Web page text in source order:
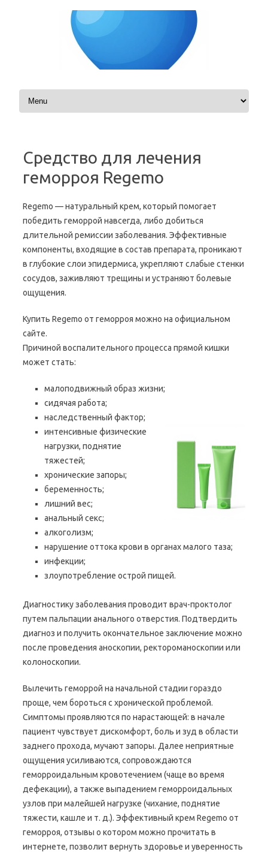
Skip to content
Средство для лечения
геморроя Regemo
Regemo — натуральный крем, который помогает
победить геморрой навсегда, либо добиться
длительной ремиссии заболевания. Эффективные
компоненты, входящие в состав препарата, проникают
в глубокие слои эпидермиса, укрепляют слабые стенки
сосудов, заживляют трещины и устраняют болевые
ощущения.
Купить Regemo от геморроя можно на официальном
сайте.
Причиной воспалительного процесса прямой кишки
может стать:
малоподвижный образ жизни;
сидячая работа;
наследственный фактор;
интенсивные физические
нагрузки, поднятие
тяжестей;
хронические запоры;
беременность;
лишний вес;
анальный секс;
алкоголизм;
нарушение оттока крови в органах малого таза;
инфекции;
злоупотребление острой пищей.
Диагностику заболевания проводит врач-проктолог
путем пальпации анального отверстия. Подтвердить
диагноз и получить окончательное заключение можно
после проведения аноскопии, ректороманоскопии или
колоноскопии.
Вылечить геморрой на начальной стадии гораздо
проще, чем бороться с хронической проблемой.
Симптомы проявляются по нарастающей: в начале
пациент чувствует дискомфорт, боль и зуд в области
заднего прохода, мучают запоры. Далее неприятные
ощущения усиливаются, сопровождаются
геморроидальным кровотечением (чаще во время
дефекации), а также выпадением геморроидальных
узлов при малейшей нагрузке (чихание, поднятие
тяжести, кашле и т. д.). Эффективный крем Regemo от
геморроя, отзывы о котором можно прочитать в
интернете, позволит вернуть здоровье и уверенность